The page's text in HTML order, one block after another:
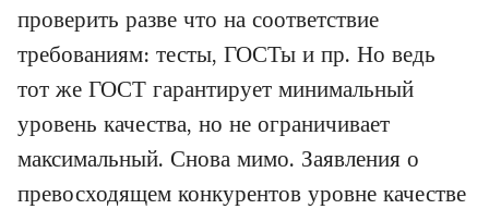
проверить разве что на соответствие
требованиям: тесты, ГОСТы и пр. Но ведь
тот же ГОСТ гарантирует минимальный
уровень качества, но не ограничивает
максимальный. Снова мимо. Заявления о
превосходящем конкурентов уровне качестве